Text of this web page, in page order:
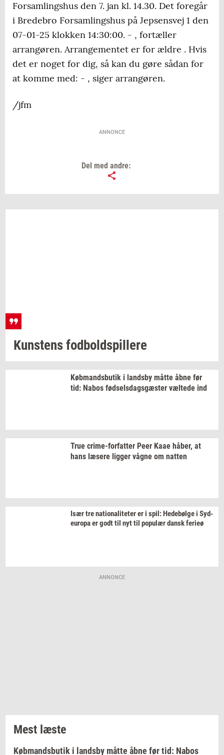
Forsamlingshus den 7. jan kl. 14.30. Det foregår
i Bredebro Forsamlingshus på Jepsensvej 1 den
07-01-25 klokken 14:30:00. - , fortæller
arrangøren. Arrangementet er for ældre . Hvis
det er noget for dig, så kan du gøre sådan for
at komme med: - , siger arrangøren.
/jfm
ANNONCE
Del med andre:
Kun­stensfod­bold­spil­le­re
Køb­mands­bu­tik i lands­by måtte åbne før
tid: Nabos fød­sels­dags­gæ­ster væl­te­de ind
True crime-​forfatter Peer Kaae håber, at
hans læ­se­re lig­ger vågne om nat­ten
Især trena­tio­na­li­te­terer i spil:He­debøl­gei Sy­d­
eu­ro­paer godt til nyt til po­pu­lærdanskfe­ri­eø
ANNONCE
Mest læste
Købmandsbutik i landsby måtte åbne før tid: Nabos